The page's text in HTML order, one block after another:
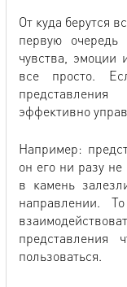
От куда берутся
первую очередь
чувства,
все просто.
эффективно
Например:
он его ни разу
в камень
направлении.
пользоваться.